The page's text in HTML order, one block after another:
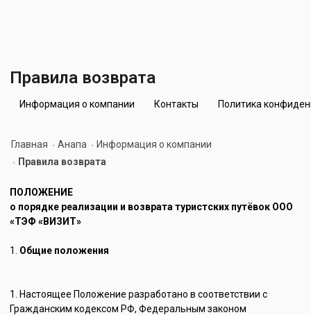
Правила возврата
Информация о компании Контакты Политика
Главная Анапа
Информация о компании
Правила возврата
ПОЛОЖЕНИЕ
о порядке реализации и возврата туристских путёвок ООО
«ТЭФ «ВИЗИТ»
Общие положения
Настоящее Положение разработано в соответствии с
Гражданским кодексом РФ, Федеральным законом